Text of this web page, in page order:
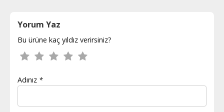
Yorum Yaz
Bu ürüne kaç yıldız verirsiniz?
Adınız *